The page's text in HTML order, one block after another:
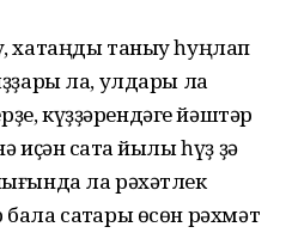
хатаңды таныу һуңлап
ла, улдары ла
күҙҙәрендәге йәштәр
иҫән саҡта йылы һүҙ ҙә
ла рәхәтлек
саҡтары өсөн рәхмәт